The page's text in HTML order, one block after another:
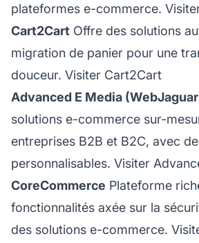
plateformes e-commerce.
Cart2Cart Offre des solutions
migration de panier pour une
douceur. Visiter Cart2Cart
Advanced E Media
solutions e-commerce sur-
entreprises B2B et B2C, avec
personnalisables. Visiter
CoreCommerce Plateforme
fonctionnalités axée sur la
des solutions e-commerce.